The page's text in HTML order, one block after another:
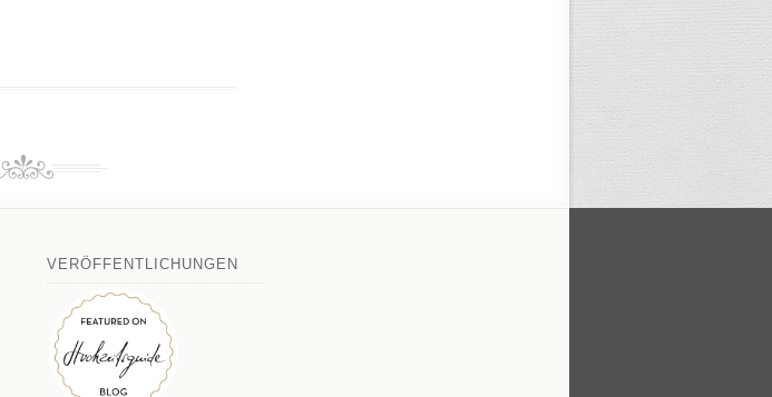
VERÖFFENTLICHUNGEN